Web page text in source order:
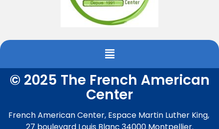
© 2025 The French American
Center
French American Center, Espace Martin Luther King,